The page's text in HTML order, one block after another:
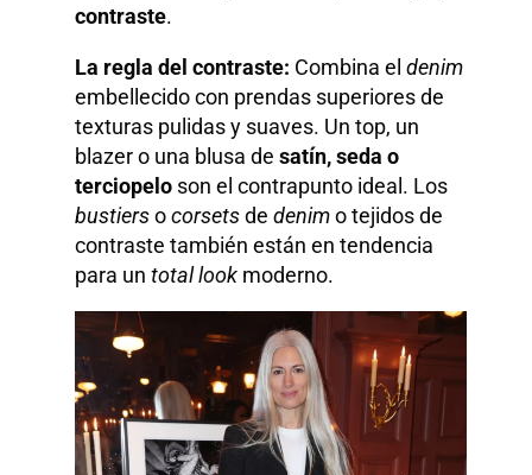
contraste.
La regla del contraste: Combina eldenim
embellecido con prendas superiores de
texturas pulidas y suaves. Un top, un
blazer o una blusa desatín, seda o
terciopelo son el contrapunto ideal. Los
bustiersocorsetsdedenimo tejidos de
contraste también están en tendencia
para untotal look moderno.